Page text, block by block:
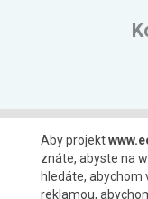
Aby projekt
znáte, abyste na
hledáte, abychom
reklamou,